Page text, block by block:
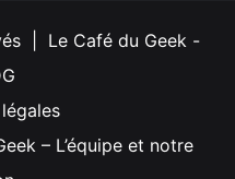
| Le Café du Geek -
– L’équipe et notre